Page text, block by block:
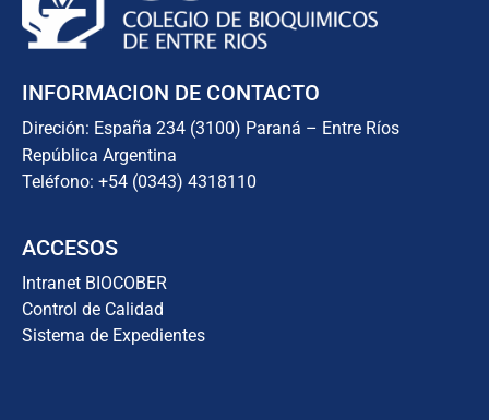
INFORMACION DE CONTACTO
Direción: España 234 (3100) Paraná – Entre Ríos
República Argentina
Teléfono: +54 (0343) 4318110
ACCESOS
Intranet BIOCOBER
Control de Calidad
Sistema de Expedientes